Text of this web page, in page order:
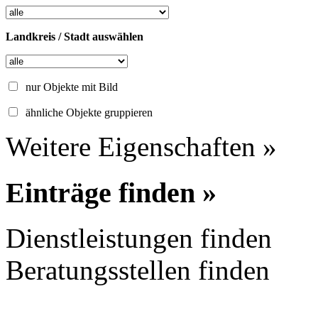
Landkreis / Stadt auswählen
nur Objekte mit Bild
ähnliche Objekte gruppieren
Weitere Eigenschaften »
Einträge finden »
Dienstleistungen finden
Beratungsstellen finden